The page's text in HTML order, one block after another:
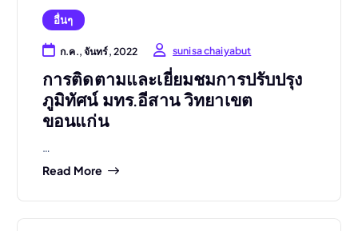
อื่นๆ
ก.ค., จันทร์, 2022 sunisa chaiyabut
การติดตามและเยี่ยมชมการปรับปรุง
ภูมิทัศน์ มทร.อีสาน วิทยาเขต
ขอนแก่น
…
Read More